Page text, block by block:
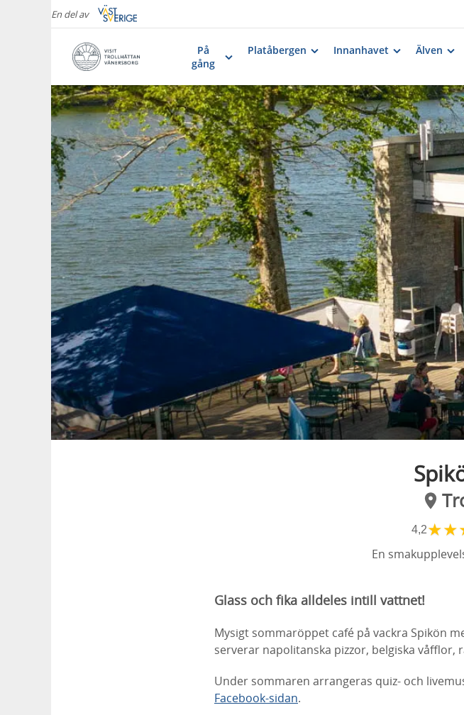
En del av
På
gång
Platåbergen Innanhavet Älven
4,2★★
En
Glass och fika alldeles intill vattnet!
Mysigt sommaröppet café på vackra Spikön
serverar napolitanska pizzor, belgiska våfflor,
Under sommaren arrangeras quiz- och
Facebook-sidan.